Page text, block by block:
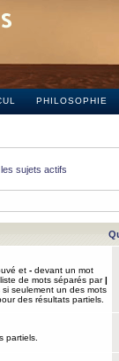
PHILOSOPHIE
les sujets actifs
et - devant un mot
de mots séparés par|
seulement un des mots
des résultats partiels.
partiels.